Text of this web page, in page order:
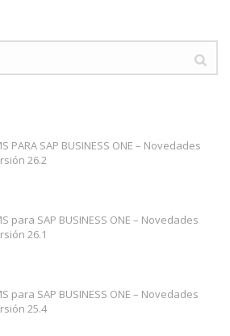
PARA SAP BUSINESS ONE – Novedades
26.2
para SAP BUSINESS ONE – Novedades
26.1
para SAP BUSINESS ONE – Novedades
25.4